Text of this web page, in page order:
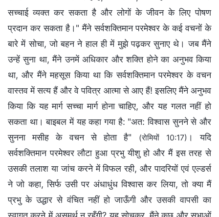
सच्चाई व्यक्त कर सकता है और लोगों के जीवन के लिए पोषण
प्रदान कर सकता है।" मैंने सर्वशक्तिमान परमेश्वर के कई वचनों के
बारे में सोचा, जो बहन ने हाल ही में मुझे पढ़कर सुनाए थे। जब मैंने
उन्हें सुना था, मैंने उनमें अधिकार और शक्ति होने का अनुभव किया
था, और मैंने महसूस किया था कि सर्वशक्तिमान परमेश्वर के वचन
वास्तव में सत्य हैं और वे पवित्र आत्मा से आए हैं! इसलिए मैंने अनुभव
किया कि यह मार्ग सच्चा मार्ग होना चाहिए, और यह गलत नहीं हो
सकता था। बाइबल में यह कहा गया है: "अत: विश्‍वास सुनने से और
सुनना मसीह के वचन से होता है" (रोमियों 10:17) । यदि
सर्वशक्तिमान परमेश्वर लौटा हुआ प्रभु यीशु हो और मैं इस तरह से
उसकी तलाश या जांच करने में विफल रही, और पादरियों एवं एल्डर्स
ने जो कहा, सिर्फ उसी पर अंधाधुंध विश्वास कर लिया, तो क्या मैं
प्रभु के उद्धार से वंचित नहीं हो जाऊँगी और उसकी वापसी का